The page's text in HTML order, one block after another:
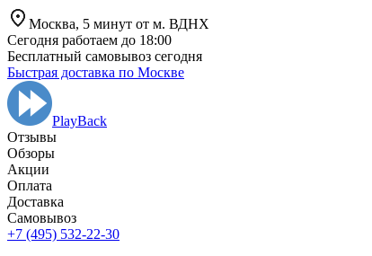
Москва, 5 минут от м. ВДНХ
Сегодня работаем до 18:00
Бесплатный самовывоз сегодня
Быстрая доставка по Москве
PlayBack
Отзывы
Обзоры
Aкции
Оплата
Доставка
Самовывоз
+7 (495) 532-22-30